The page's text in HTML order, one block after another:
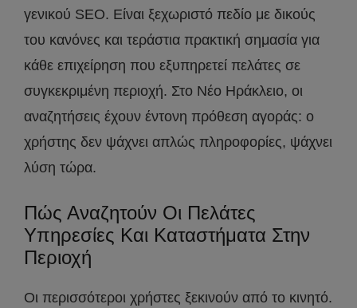
γενικού SEO. Είναι ξεχωριστό πεδίο με δικούς
του κανόνες και τεράστια πρακτική σημασία για
κάθε επιχείρηση που εξυπηρετεί πελάτες σε
συγκεκριμένη περιοχή. Στο Νέο Ηράκλειο, οι
αναζητήσεις έχουν έντονη πρόθεση αγοράς: ο
χρήστης δεν ψάχνει απλώς πληροφορίες, ψάχνει
λύση τώρα.
Πώς Αναζητούν Οι Πελάτες
Υπηρεσίες Και Καταστήματα Στην
Περιοχή
Οι περισσότεροι χρήστες ξεκινούν από το κινητό.